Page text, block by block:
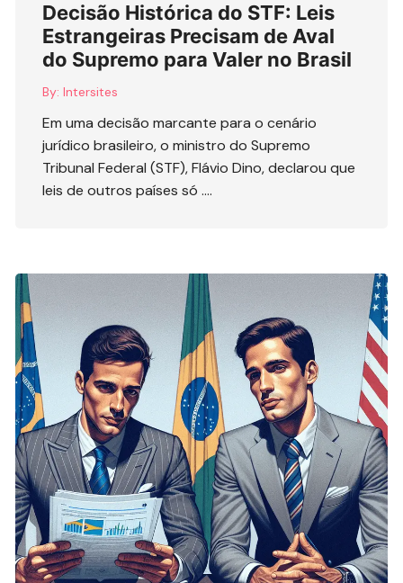
Decisão Histórica do STF: Leis
Estrangeiras Precisam de Aval
do Supremo para Valer no Brasil
By: Intersites
Em uma decisão marcante para o cenário
jurídico brasileiro, o ministro do Supremo
Tribunal Federal (STF), Flávio Dino, declarou que
leis de outros países só ….